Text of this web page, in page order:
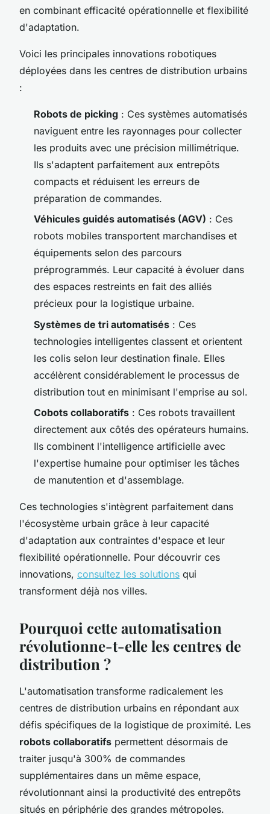
en combinant efficacité opérationnelle et flexibilité
d'adaptation.
Voici les principales innovations robotiques
déployées dans les centres de distribution urbains
:
Robots de picking : Ces systèmes automatisés
naviguent entre les rayonnages pour collecter
les produits avec une précision millimétrique.
Ils s'adaptent parfaitement aux entrepôts
compacts et réduisent les erreurs de
préparation de commandes.
Véhicules guidés automatisés (AGV) : Ces
robots mobiles transportent marchandises et
équipements selon des parcours
préprogrammés. Leur capacité à évoluer dans
des espaces restreints en fait des alliés
précieux pour la logistique urbaine.
Systèmes de tri automatisés : Ces
technologies intelligentes classent et orientent
les colis selon leur destination finale. Elles
accélèrent considérablement le processus de
distribution tout en minimisant l'emprise au sol.
Cobots collaboratifs : Ces robots travaillent
directement aux côtés des opérateurs humains.
Ils combinent l'intelligence artificielle avec
l'expertise humaine pour optimiser les tâches
de manutention et d'assemblage.
Ces technologies s'intègrent parfaitement dans
l'écosystème urbain grâce à leur capacité
d'adaptation aux contraintes d'espace et leur
flexibilité opérationnelle. Pour découvrir ces
innovations, consultez les solutions qui
transforment déjà nos villes.
Pourquoi cette automatisation
révolutionne-t-elle les centres de
distribution ?
L'automatisation transforme radicalement les
centres de distribution urbains en répondant aux
défis spécifiques de la logistique de proximité. Les
robots collaboratifs permettent désormais de
traiter jusqu'à 300% de commandes
supplémentaires dans un même espace,
révolutionnant ainsi la productivité des entrepôts
situés en périphérie des grandes métropoles.